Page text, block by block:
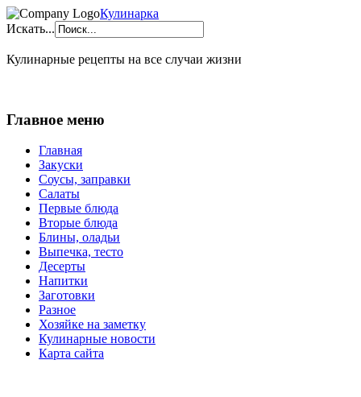
Кулинарка
Искать...
Кулинарные рецепты на все случаи жизни
Главное меню
Главная
Закуски
Соусы, заправки
Салаты
Первые блюда
Вторые блюда
Блины, оладьи
Выпечка, тесто
Десерты
Напитки
Заготовки
Разное
Хозяйке на заметку
Кулинарные новости
Карта сайта